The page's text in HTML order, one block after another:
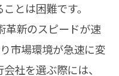
とは困難です。
革新のスピードが速
市場環境が急速に変
社を選ぶ際には、